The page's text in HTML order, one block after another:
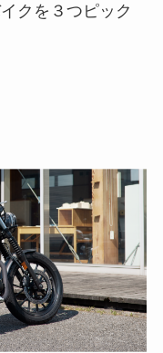
クを３つピック